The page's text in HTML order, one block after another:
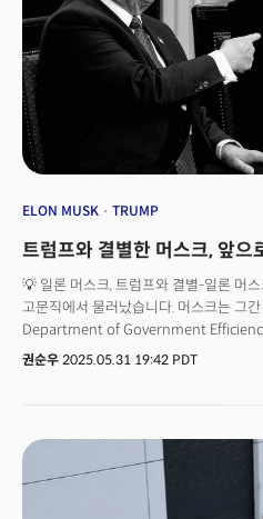
ELON MUSK TRUMP
트럼프와 결별한 머스크, 앞으
💡 일론 머스크, 트럼프와 결별-일론 머
고문직에서 물러났습니다. 머스크는 그
Department of Government
추진해 왔습니다. - 머스크는 지난 28일(현지시간) X(구 트위터)를 통해
해고되고, 여러 연방 기관의 통폐합이
축소를 통해 "막대한 예산 절감"이 가능
인터뷰에서 “정부 규모를 줄이는 건 생각
인정했습니다. - 머스크와 트럼프의 갈
권순우 2025.05.31 19:42 PDT